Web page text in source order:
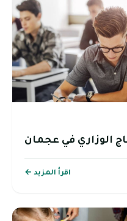
الوزاري في عجمان
اقرأ المزيد ←